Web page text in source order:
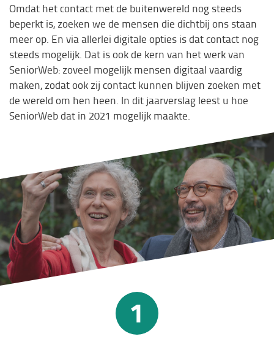
Omdat het contact met de buitenwereld nog steeds
beperkt is, zoeken we de mensen die dichtbij ons staan
meer op. En via allerlei digitale opties is dat contact nog
steeds mogelijk. Dat is ook de kern van het werk van
SeniorWeb: zoveel mogelijk mensen digitaal vaardig
maken, zodat ook zij contact kunnen blijven zoeken met
de wereld om hen heen. In dit jaarverslag leest u hoe
SeniorWeb dat in 2021 mogelijk maakte.
1